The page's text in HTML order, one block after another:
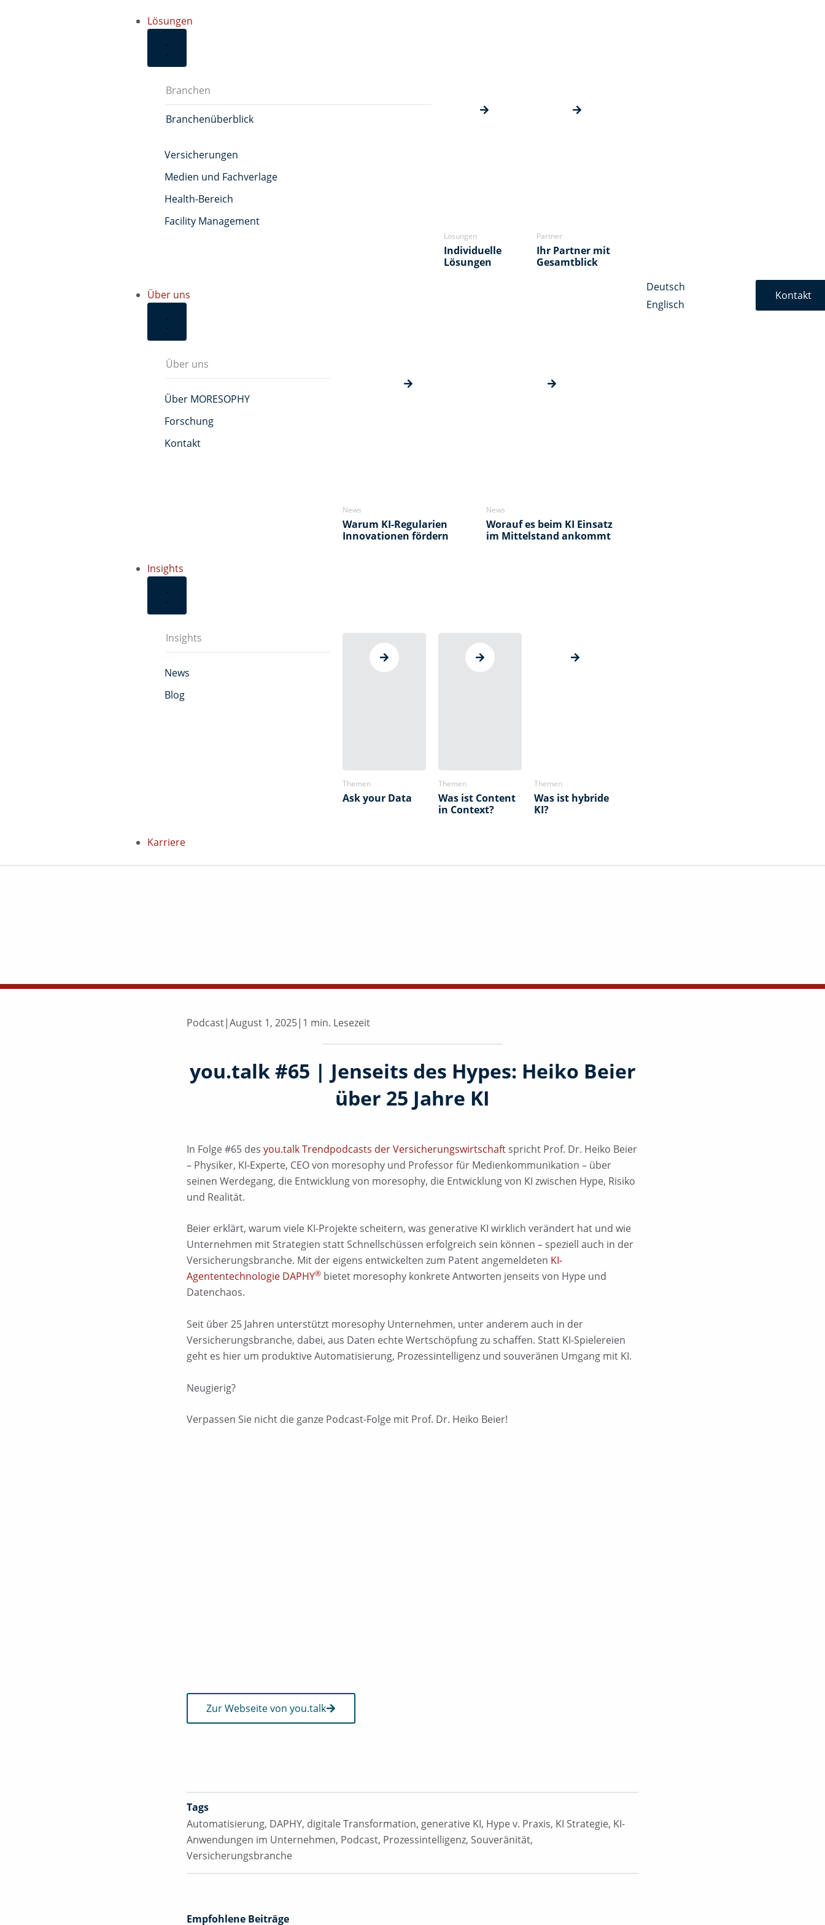
Lösungen
Branchen
Branchenüberblick
Versicherungen
Medien und Fachverlage
Health-Bereich
Facility Management
Lösungen
Individuelle
Lösungen
Partner
Ihr Partner mit
Gesamtblick
Über uns
Über uns
Über MORESOPHY
Forschung
Kontakt
News
Warum KI-Regularien
Innovationen fördern
News
Worauf es beim KI Einsatz
im Mittelstand ankommt
Insights
Insights
News
Blog
Themen
Ask your Data
Themen
Was ist Content
in Context?
Themen
Was ist hybride
KI?
Karriere
Deutsch
Englisch
Kontakt
Podcast|August 1, 2025| 1 min. Lesezeit
you.talk #65 | Jenseits des Hypes: Heiko Beier
über 25 Jahre KI
In Folge #65 des you.talk Trendpodcasts der Versicherungswirtschaft spricht Prof. Dr. Heiko Beier
– Physiker, KI-Experte, CEO von moresophy und Professor für Medienkommunikation – über
seinen Werdegang, die Entwicklung von moresophy, die Entwicklung von KI zwischen Hype, Risiko
und Realität.
Beier erklärt, warum viele KI-Projekte scheitern, was generative KI wirklich verändert hat und wie
Unternehmen mit Strategien statt Schnellschüssen erfolgreich sein können – speziell auch in der
Versicherungsbranche. Mit der eigens entwickelten zum Patent angemeldeten KI-
Agententechnologie DAPHY® bietet moresophy konkrete Antworten jenseits von Hype und
Datenchaos.
Seit über 25 Jahren unterstützt moresophy Unternehmen, unter anderem auch in der
Versicherungsbranche, dabei, aus Daten echte Wertschöpfung zu schaffen. Statt KI-Spielereien
geht es hier um produktive Automatisierung, Prozessintelligenz und souveränen Umgang mit KI.
Neugierig?
Verpassen Sie nicht die ganze Podcast-Folge mit Prof. Dr. Heiko Beier!
Zur Webseite von you.talk
Tags
Automatisierung, DAPHY, digitale Transformation, generative KI, Hype v. Praxis, KI Strategie, KI-
Anwendungen im Unternehmen, Podcast, Prozessintelligenz, Souveränität,
Versicherungsbranche
Empfohlene Beiträge